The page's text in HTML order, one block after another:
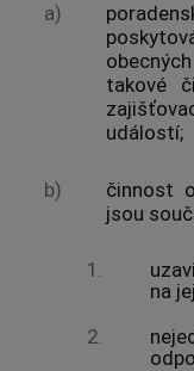
a)
takové
událostí;
b)
činnost
jsou
1.
na
2.